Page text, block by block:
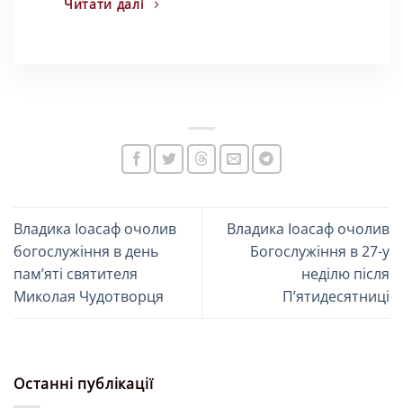
Читати далі
Владика Іоасаф очолив
богослужіння в день
пам’яті святителя
Миколая Чудотворця
Владика Іоасаф очолив
Богослужіння в 27-у
неділю після
П’ятидесятниці
Останні публікації